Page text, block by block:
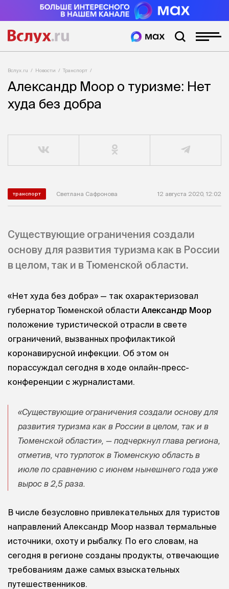
Вслух.ru Новости Транспорт
Александр Моор о туризме: Нет
худа без добра
транспорт Светлана Сафронова 12 августа 2020, 12:02
Существующие ограничения создали
основу для развития туризма как в России
в целом, так и в Тюменской области.
«Нет худа без добра» — так охарактеризовал
губернатор Тюменской области Александр Моор
положение туристической отрасли в свете
ограничений, вызванных профилактикой
коронавирусной инфекции. Об этом он
порассуждал сегодня в ходе онлайн-пресс-
конференции с журналистами.
«Существующие ограничения создали основу для
развития туризма как в России в целом, так и в
Тюменской области», — подчеркнул глава региона,
отметив, что турпоток в Тюменскую область в
июле по сравнению с июнем нынешнего года уже
вырос в 2,5 раза.
В числе безусловно привлекательных для туристов
направлений Александр Моор назвал термальные
источники, охоту и рыбалку. По его словам, на
сегодня в регионе созданы продукты, отвечающие
требованиям даже самых взыскательных
путешественников.